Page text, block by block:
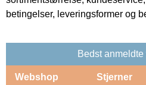
betingelser, leveringsformer og
Bedst
Webshop Stjerner